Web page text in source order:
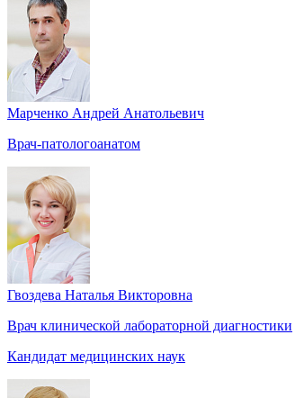
Марченко Андрей Анатольевич
Врач-патологоанатом
Гвоздева Наталья Викторовна
Врач клинической лабораторной диагностики
Кандидат медицинских наук